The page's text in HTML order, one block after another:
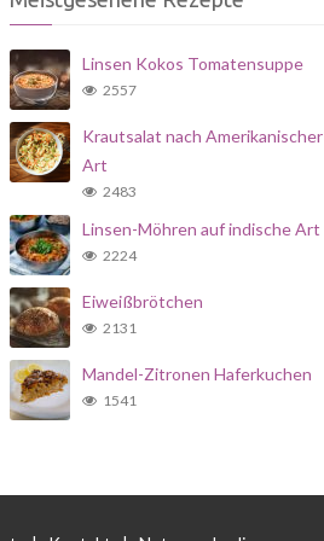
Linsen Kokos Tomatensuppe
2557
Krautsalat nach Amerikanischer
Art
2483
Linsen-Möhren auf indische Art
2224
Eiweißbrötchen
2131
Mandel-Zitronen Haferkuchen
1541